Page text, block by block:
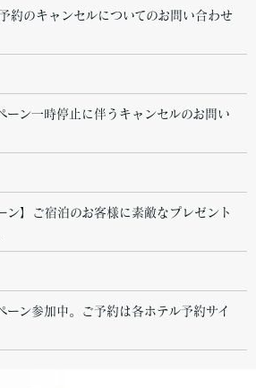
約のキャンセルについてのお問い合わせ
ン一時停止に伴うキャンセルのお問い
ン】ご宿泊のお客様に素敵なプレゼント
ン参加中。ご予約は各ホテル予約サイ